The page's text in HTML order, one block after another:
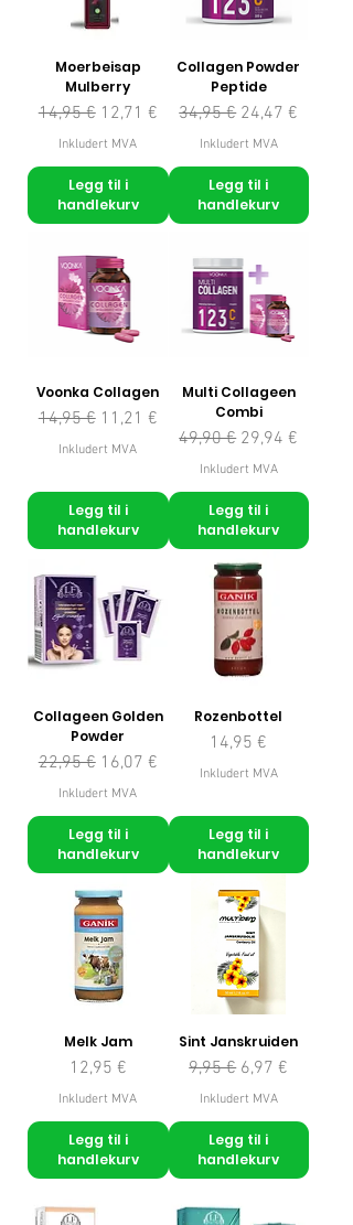
Moerbeisap
Mulberry
Vanlig pris
14,95 € Salgspris
12,71 €
Inkludert MVA
Legg til i
handlekurv
Collagen Powder
Peptide
Vanlig pris
34,95 € Salgspris
24,47 €
Inkludert MVA
Legg til i
handlekurv
Voonka Collagen
Vanlig pris
14,95 € Salgspris
11,21 €
Inkludert MVA
Legg til i
handlekurv
Multi Collageen
Combi
Vanlig pris
49,90 € Salgspris
29,94 €
Inkludert MVA
Legg til i
handlekurv
Collageen Golden
Powder
Vanlig pris
22,95 € Salgspris
16,07 €
Inkludert MVA
Legg til i
handlekurv
Rozenbottel
Pris
14,95 €
Inkludert MVA
Legg til i
handlekurv
Melk Jam
Pris
12,95 €
Inkludert MVA
Legg til i
handlekurv
Sint Janskruiden
Vanlig pris
9,95 € Salgspris
6,97 €
Inkludert MVA
Legg til i
handlekurv